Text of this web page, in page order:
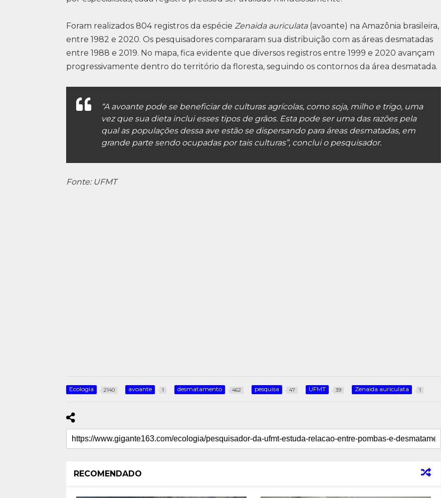
Foram realizados 804 registros da espécie Zenaida auriculata(avoante) na Amazônia brasileira,
entre 1982 e 2020. Os pesquisadores compararam sua distribuição com as áreas desmatadas
entre 1988 e 2019. No mapa, fica evidente que diversos registros entre 1999 e 2020 avançam
progressivamente dentro do território da floresta, seguindo os contornos da área desmatada.
“A avoante pode se beneficiar de culturas agrícolas, como soja, milho e trigo, uma
vez que sua dieta inclui esses tipos de grãos. Esta pode ser uma das razões pela
qual as populações dessa ave estão se dispersando para áreas desmatadas, em
grande parte sendo ocupadas por tais culturas”, conclui o pesquisador.
Fonte: UFMT
Ecologia 2140 avoante 1 desmatamento 462 pesquisa 47 UFMT 39 Zenaida auriculata 1
RECOMENDADO